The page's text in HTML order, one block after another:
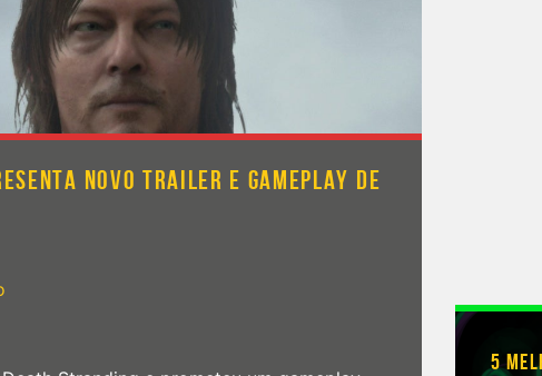
NOVO TRAILER E GAMEPLAY DE
5